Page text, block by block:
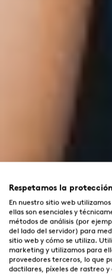
Respetamos la
En nuestro sitio web
ellas son esenciales y
métodos de análisis (por
del lado del servidor) para
sitio web y cómo se utiliza.
marketing y utilizamos para
proveedores terceros, lo que
dactilares, píxeles de rastreo y